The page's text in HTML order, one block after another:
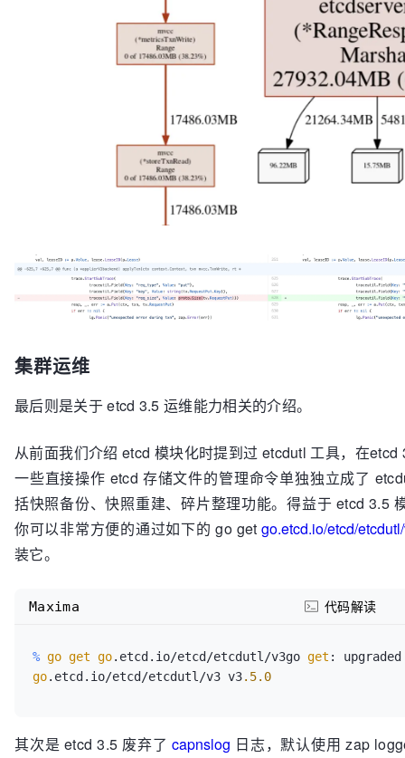
集群运维
最后则是关于 etcd 3.5 运维能力相关的介绍。
从前面我们介绍 etcd 模块化时提到过 etcdutl 工具，在etcd
一些直接操作 etcd 存储文件的管理命令单独独立成了
括快照备份、快照重建、碎片整理功能。得益于 etcd 3.5
你可以非常方便的通过如下的 go getgo.etcd.io/etcd/
装它。
% go get go.etcd.io/etcd/etcdutl/v3go get
go.etcd.io/etcd/etcdutl/v3 v3.5.0
Maxima 代码解读
其次是 etcd 3.5 废弃了capnslog 日志，默认使用 zap